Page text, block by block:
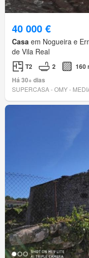
40 000 €
Casa em Nogueira e
de Vila Real
T2 2
160
Há 30+ dias
SUPERCASA - OMY -